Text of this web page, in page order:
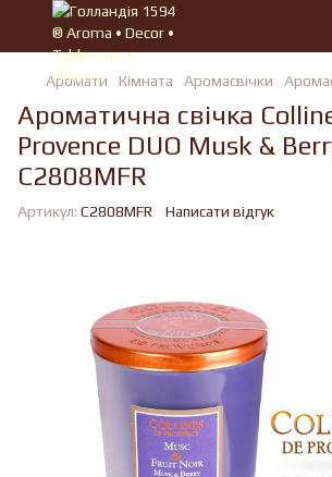
Аромати Кімната Аромасвічки
Ароматична свічка
Provence DUO Musk &
C2808MFR
Артикул: C2808MFR Написати відгук